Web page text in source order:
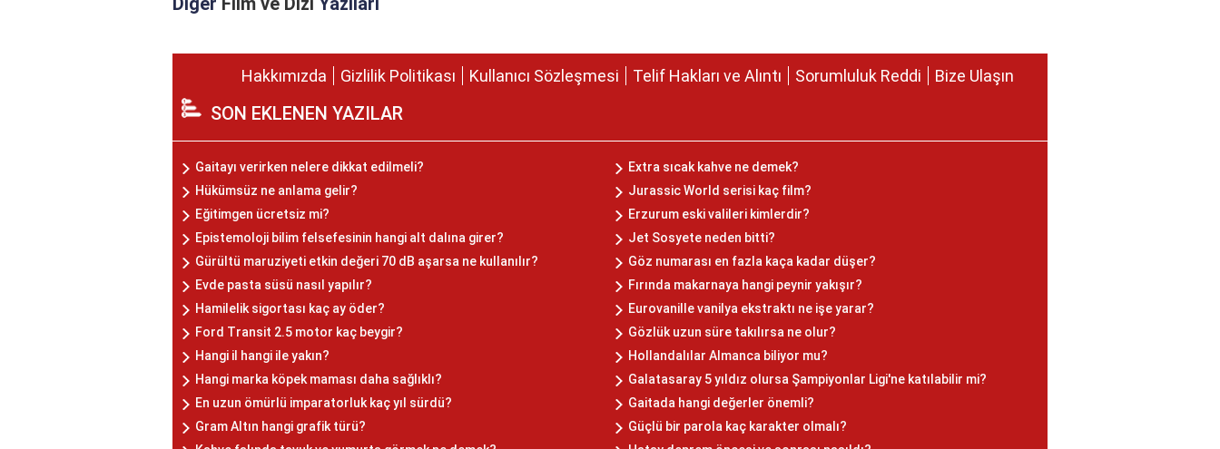
Hakkımızda Gizlilik Politikası Kullanıcı Sözleşmesi Telif Hakları ve Alıntı Sorumluluk Reddi Bize Ulaşın
SON EKLENEN YAZILAR
Gaitayı verirken nelere dikkat edilmeli?
Extra sıcak kahve ne demek?
Hükümsüz ne anlama gelir?
Jurassic World serisi kaç film?
Eğitimgen ücretsiz mi?
Erzurum eski valileri kimlerdir?
Epistemoloji bilim felsefesinin hangi alt dalına girer?
Jet Sosyete neden bitti?
Gürültü maruziyeti etkin değeri 70 dB aşarsa ne kullanılır?
Göz numarası en fazla kaça kadar düşer?
Evde pasta süsü nasıl yapılır?
Fırında makarnaya hangi peynir yakışır?
Hamilelik sigortası kaç ay öder?
Eurovanille vanilya ekstraktı ne işe yarar?
Ford Transit 2.5 motor kaç beygir?
Gözlük uzun süre takılırsa ne olur?
Hangi il hangi ile yakın?
Hollandalılar Almanca biliyor mu?
Hangi marka köpek maması daha sağlıklı?
Galatasaray 5 yıldız olursa Şampiyonlar Ligi'ne katılabilir mi?
En uzun ömürlü imparatorluk kaç yıl sürdü?
Gaitada hangi değerler önemli?
Gram Altın hangi grafik türü?
Güçlü bir parola kaç karakter olmalı?